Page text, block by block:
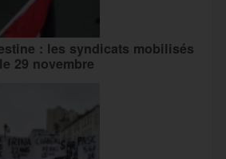
: les syndicats mobilisés
le 29 novembre